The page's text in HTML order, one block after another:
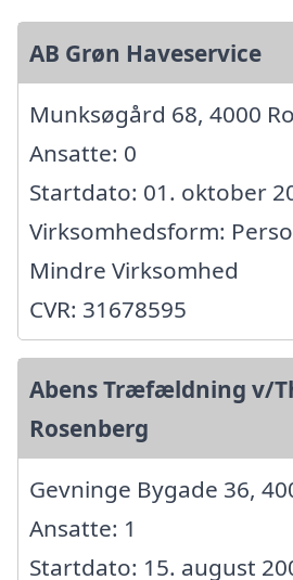
AB Grøn Haveservice
Munksøgård 68, 4000
Ansatte: 0
Startdato: 01. oktober
Virksomhedsform:
Mindre Virksomhed
CVR: 31678595
Abens Træfældning v/
Rosenberg
Gevninge Bygade 36,
Ansatte: 1
Startdato: 15. august